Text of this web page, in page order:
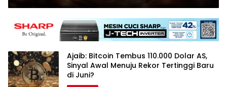
Fed?
Ajaib: Bitcoin Tembus 110.000 Dolar AS,
Sinyal Awal Menuju Rekor Tertinggi Baru
di Juni?